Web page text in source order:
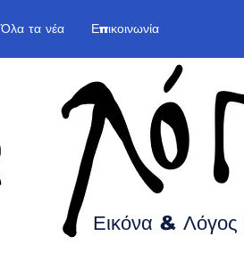
Όλα τα νέα Επικοινωνία
Εικόνα & Λόγος